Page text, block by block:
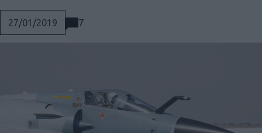
27/01/2019 7